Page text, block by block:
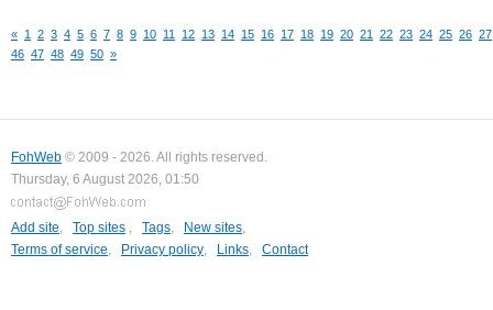
« 1 2 3 4 5 6 7 8 9 10 11 12 13 14 15 16 17 18 19 20 21 22 23 24 25 26 27
46 47 48 49 50 »
FohWeb © 2009 - 2026. All rights reserved.
Thursday, 6 August 2026, 01:50
Add site, Top sites , Tags, New sites,
Terms of service, Privacy policy, Links, Contact